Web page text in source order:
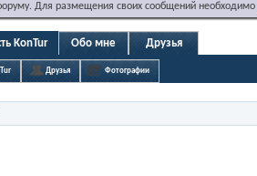
Для размещения своих сообщений необходимо
KonTur Обо мне Друзья
Друзья Фотографии